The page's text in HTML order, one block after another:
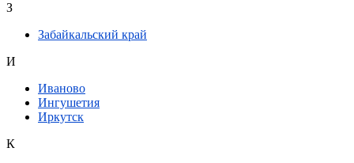
З
Забайкальский край
И
Иваново
Ингушетия
Иркутск
К